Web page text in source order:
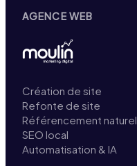
AGENCE WEB
Création de site
Refonte de site
Référencement naturel
SEO local
Automatisation & IA